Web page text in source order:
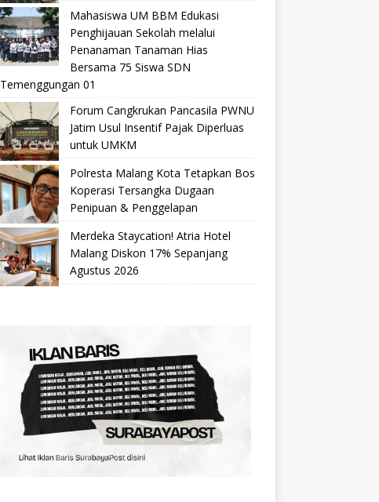
Mahasiswa UM BBM Edukasi
Penghijauan Sekolah melalui
Penanaman Tanaman Hias
Bersama 75 Siswa SDN
Temenggungan 01
Forum Cangkrukan Pancasila PWNU
Jatim Usul Insentif Pajak Diperluas
untuk UMKM
Polresta Malang Kota Tetapkan Bos
Koperasi Tersangka Dugaan
Penipuan & Penggelapan
Merdeka Staycation! Atria Hotel
Malang Diskon 17% Sepanjang
Agustus 2026